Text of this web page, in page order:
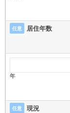
任意 居住年数
年
任意 現況